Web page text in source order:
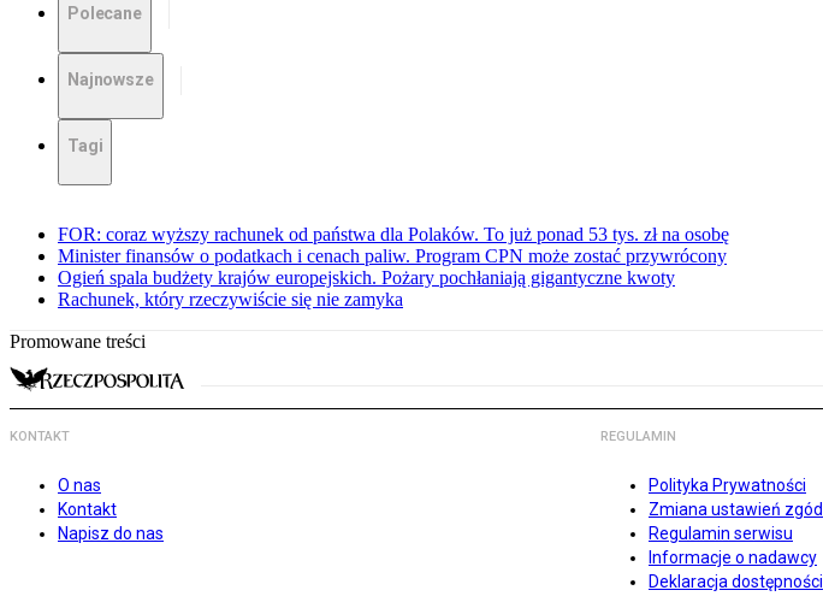
Polecane
Najnowsze
Tagi
FOR: coraz wyższy rachunek od państwa dla Polaków. To już ponad 53 tys. zł na osobę
Minister finansów o podatkach i cenach paliw. Program CPN może zostać przywrócony
Ogień spala budżety krajów europejskich. Pożary pochłaniają gigantyczne kwoty
Rachunek, który rzeczywiście się nie zamyka
Promowane treści
KONTAKT
O nas
Kontakt
Napisz do nas
REGULAMIN
Polityka Prywatności
Zmiana ustawień zgód
Regulamin serwisu
Informacje o nadawcy
Deklaracja dostępności